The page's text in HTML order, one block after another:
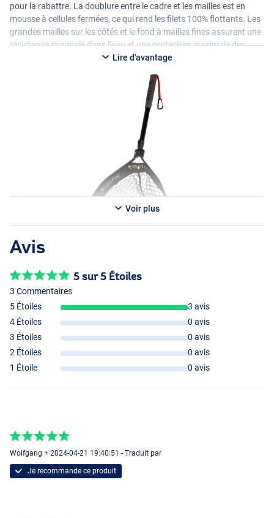
pour la rabattre. La doublure entre le cadre et les mailles est en
mousse à cellules fermées, ce qui rend les filets 100% flottants. Les
grandes mailles sur les côtés et le fond à mailles fines assurent une
résistance minimale dans l’eau et une protection maximale des
poissons. Grâce à son pliage pratique, l’épuisette flottante W3 C&R
float tube, en kayak ou sur un petit bateau.
Petite : 38cm L, 45cm L, 45cm profondeur. Longueur de la poignée
Moyen : 48 cm de large, 55 cm de long, 60 cm de profondeur.
Longueur de la poignée 34cm
Lire d'avantage
Voir plus
Avis
5 sur 5 Étoiles
3 Commentaires
5 Étoiles
3 avis
4 Étoiles
0 avis
3 Étoiles
0 avis
2 Étoiles
0 avis
1 Étoile
0 avis
Wolfgang + 2024-04-21 19:40:51 - Traduit par
Je recommande ce produit